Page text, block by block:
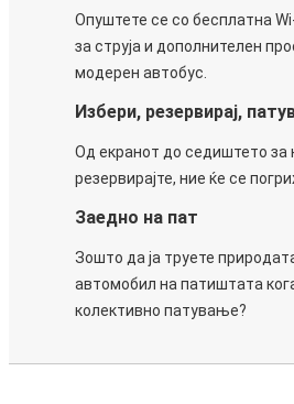
Опуштете се со бесплатна
за струја и дополнителен
модерен автобус.
Избери, резервирај,
Од екранот до седиштето за
резервирајте, ние ќе се
Заедно на пат
Зошто да ја труете
автомобил на патиштата
колективно патување?